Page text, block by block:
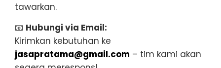
tawarkan.
📧 Hubungi via Email:
Kirimkan kebutuhan ke
jasapratama@gmail.com – tim kami akan